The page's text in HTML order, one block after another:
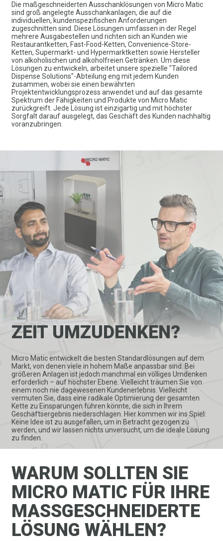
Die maßgeschneiderten Ausschanklösungen von Micro Matic
sind groß angelegte Ausschankanlagen, die auf die
individuellen, kundenspezifischen Anforderungen
zugeschnitten sind. Diese Lösungen umfassen in der Regel
mehrere Ausgabestellen und richten sich an Kunden wie
Restaurantketten, Fast-Food-Ketten, Convenience-Store-
Ketten, Supermarkt- und Hypermarktketten sowie Hersteller
von alkoholischen und alkoholfreien Getränken. Um diese
Lösungen zu entwickeln, arbeitet unsere spezielle "Tailored
Dispense Solutions"-Abteilung eng mit jedem Kunden
zusammen, wobei sie einen bewährten
Projektentwicklungsprozess anwendet und auf das gesamte
Spektrum der Fähigkeiten und Produkte von Micro Matic
zurückgreift. Jede Lösung ist einzigartig und mit höchster
Sorgfalt darauf ausgelegt, das Geschäft des Kunden nachhaltig
voranzubringen.
ZEIT UMZUDENKEN?
Micro Matic entwickelt die besten Standardlösungen auf dem
Markt, von denen viele in hohem Maße anpassbar sind. Bei
größeren Anlagen ist jedoch manchmal ein völliges Umdenken
erforderlich – auf höchster Ebene. Vielleicht träumen Sie von
einem noch nie dagewesenen Kundenerlebnis. Vielleicht
vermuten Sie, dass eine radikale Optimierung der gesamten
Kette zu Einsparungen führen könnte, die sich in Ihrem
Geschäftsergebnis niederschlagen. Hier kommen wir ins Spiel:
Keine Idee ist zu ausgefallen, um in Betracht gezogen zu
werden, und wir lassen nichts unversucht, um die ideale Lösung
zu finden.
WARUM SOLLTEN SIE
MICRO MATIC FÜR IHRE
MASS­GESCHNEI­DERTE
LÖSUNG WÄHLEN?